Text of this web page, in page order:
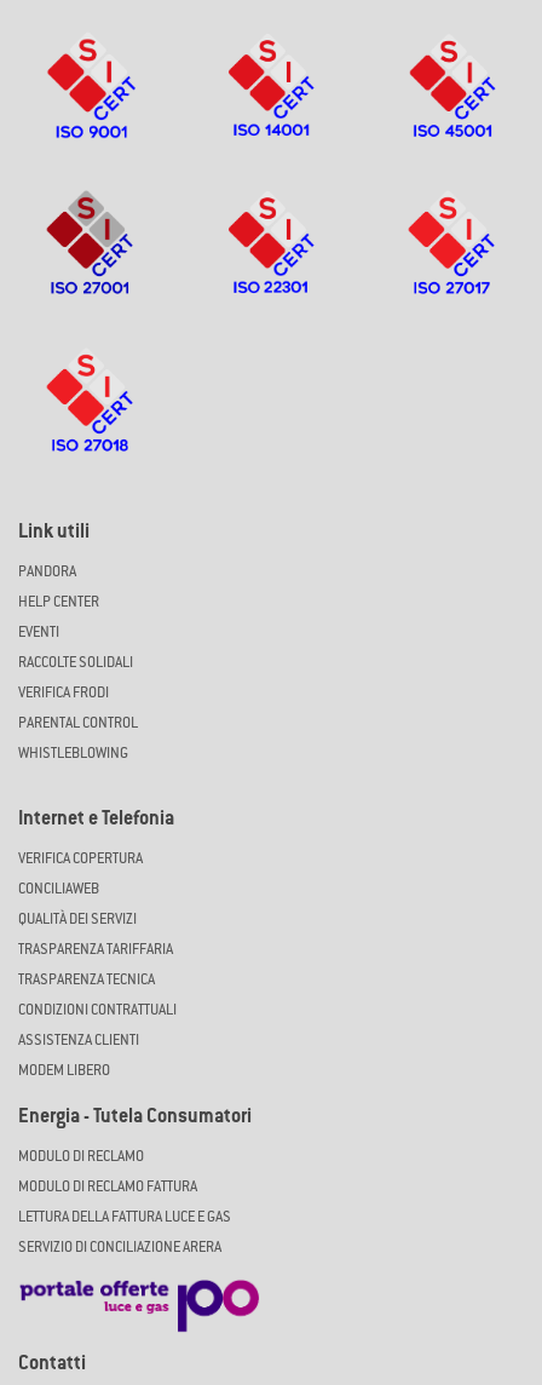
Link utili
PANDORA
HELP CENTER
EVENTI
RACCOLTE SOLIDALI
VERIFICA FRODI
PARENTAL CONTROL
WHISTLEBLOWING
Internet e Telefonia
VERIFICA COPERTURA
CONCILIAWEB
QUALITÀ DEI SERVIZI
TRASPARENZA TARIFFARIA
TRASPARENZA TECNICA
CONDIZIONI CONTRATTUALI
ASSISTENZA CLIENTI
MODEM LIBERO
Energia - Tutela Consumatori
MODULO DI RECLAMO
MODULO DI RECLAMO FATTURA
LETTURA DELLA FATTURA LUCE E GAS
SERVIZIO DI CONCILIAZIONE ARERA
Contatti